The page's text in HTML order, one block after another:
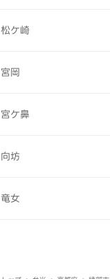
松ケ崎
宮岡
宮ケ鼻
向坊
竜女